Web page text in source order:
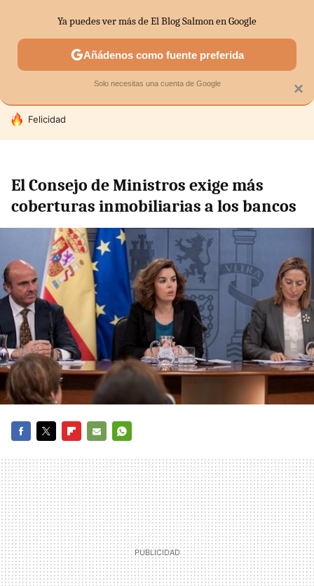
SECTORES ECONOMÍA DOMÉSTICA MERCADOS
HOY SE HABLA DE
Felicidad
El Consejo de Ministros exige más
coberturas inmobiliarias a los bancos
MAIL
×
Ya puedes ver más de El Blog Salmon en Google
Añádenos como fuente preferida
Solo necesitas una cuenta de Google